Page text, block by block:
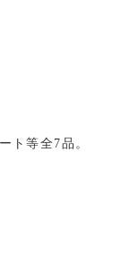
ト等全7品。